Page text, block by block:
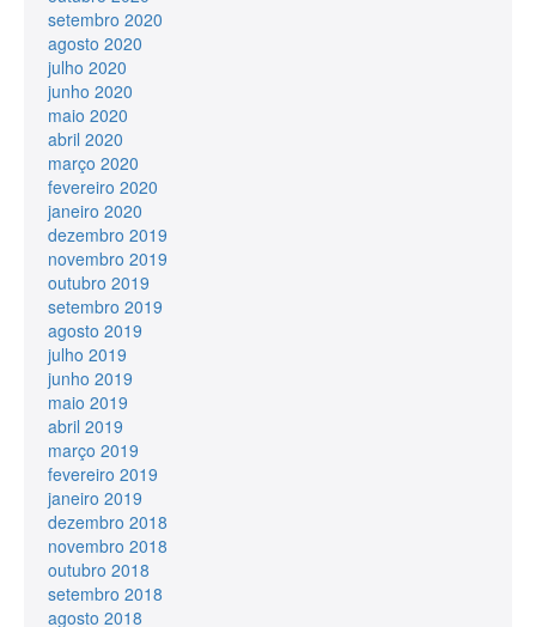
setembro 2020
agosto 2020
julho 2020
junho 2020
maio 2020
abril 2020
março 2020
fevereiro 2020
janeiro 2020
dezembro 2019
novembro 2019
outubro 2019
setembro 2019
agosto 2019
julho 2019
junho 2019
maio 2019
abril 2019
março 2019
fevereiro 2019
janeiro 2019
dezembro 2018
novembro 2018
outubro 2018
setembro 2018
agosto 2018